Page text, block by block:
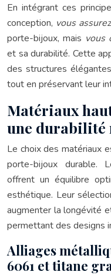
En intégrant ces
conception, vous
porte-bijoux, mais vous
et sa durabilité. Cette
des structures
tout en préservant leur
Matériaux
une durabilité
Le choix des matériaux
porte-bijoux durable.
offrent un équilibre
esthétique. Leur
augmenter la longévité
permettant des designs
Alliages
6061 et titane